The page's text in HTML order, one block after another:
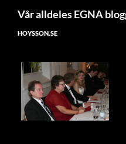
content
Vår alldeles EGNA
HOYSSON.SE